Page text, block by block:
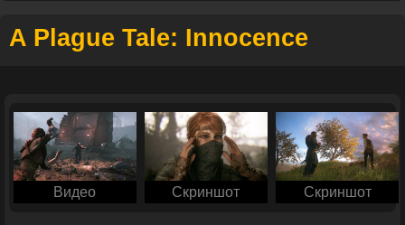
A Plague Tale: Innocence
Видео Скриншот Скриншот